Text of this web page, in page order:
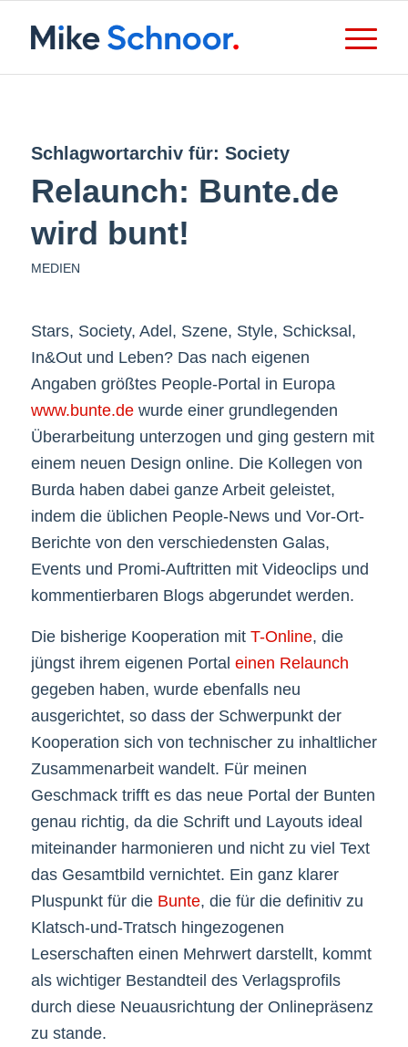
Schlagwortarchiv für: Society
Relaunch: Bunte.de
wird bunt!
MEDIEN
Stars, Society, Adel, Szene, Style, Schicksal,
In&Out und Leben? Das nach eigenen
Angaben größtes People-Portal in Europa
www.bunte.dewurde einer grundlegenden
Überarbeitung unterzogen und ging gestern mit
einem neuen Design online. Die Kollegen von
Burda haben dabei ganze Arbeit geleistet,
indem die üblichen People-News und Vor-Ort-
Berichte von den verschiedensten Galas,
Events und Promi-Auftritten mit Videoclips und
kommentierbaren Blogs abgerundet werden.
Die bisherige Kooperation mit T-Online, die
jüngst ihrem eigenen Portal einen Relaunch
gegeben haben, wurde ebenfalls neu
ausgerichtet, so dass der Schwerpunkt der
Kooperation sich von technischer zu inhaltlicher
Zusammenarbeit wandelt. Für meinen
Geschmack trifft es das neue Portal der Bunten
genau richtig, da die Schrift und Layouts ideal
miteinander harmonieren und nicht zu viel Text
das Gesamtbild vernichtet. Ein ganz klarer
Pluspunkt für die Bunte, die für die definitiv zu
Klatsch-und-Tratsch hingezogenen
Leserschaften einen Mehrwert darstellt, kommt
als wichtiger Bestandteil des Verlagsprofils
durch diese Neuausrichtung der Onlinepräsenz
zu stande.